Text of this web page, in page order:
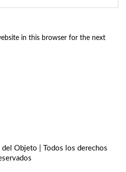
in this browser for the next
Objeto | Todos los derechos